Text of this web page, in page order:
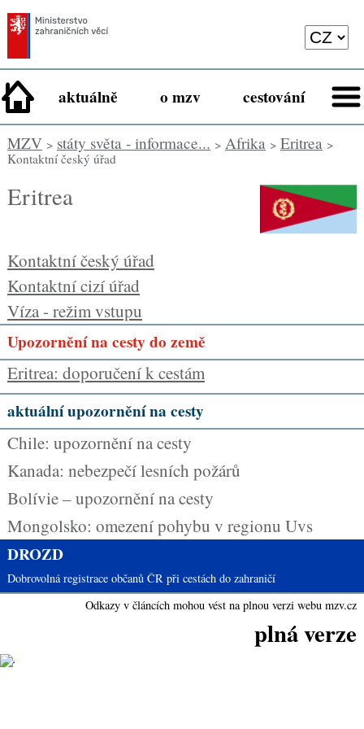
aktuálně o mzv cestování
MZV> státy světa - informace... > Afrika> Eritrea>
Kontaktní český úřad
Eritrea
Kontaktní český úřad
Kontaktní cizí úřad
Víza - režim vstupu
Upozornění na cesty do země
Eritrea: doporučení k cestám
aktuální upozornění na cesty
Chile: upozornění na cesty
Kanada: nebezpečí lesních požárů
Bolívie – upozornění na cesty
Mongolsko: omezení pohybu v regionu Uvs
DROZD
Dobrovolná registrace občanů ČR při cestách do zahraničí
Odkazy v článcích mohou vést na plnou verzi webu mzv.cz
plná verze